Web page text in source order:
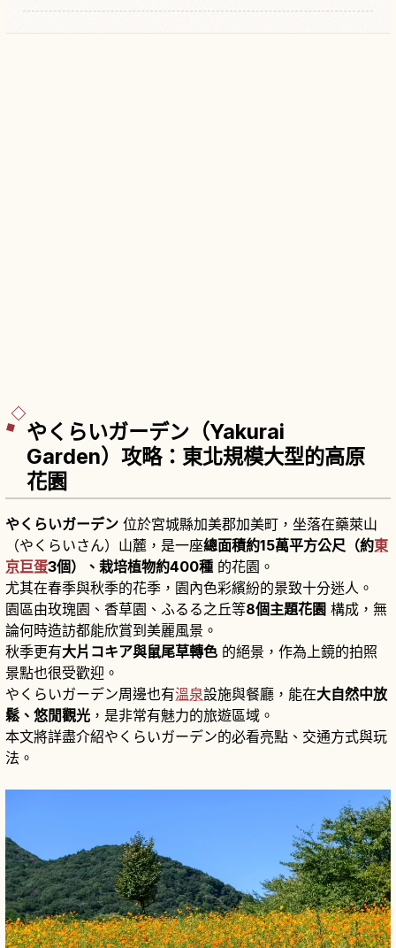
やくらいガーデン（Yakurai
Garden）攻略：東北規模大型的高原
花園
やくらいガーデン 位於宮城縣加美郡加美町，坐落在藥萊山
（やくらいさん）山麓，是一座總面積約15萬平方公尺（約東
京巨蛋3個）、栽培植物約400種 的花園。
尤其在春季與秋季的花季，園內色彩繽紛的景致十分迷人。
園區由玫瑰園、香草園、ふるる之丘等8個主題花園 構成，無
論何時造訪都能欣賞到美麗風景。
秋季更有大片コキア與鼠尾草轉色 的絕景，作為上鏡的拍照
景點也很受歡迎。
やくらいガーデン周邊也有溫泉設施與餐廳，能在大自然中放
鬆、悠閒觀光 ，是非常有魅力的旅遊區域。
本文將詳盡介紹やくらいガーデン的必看亮點、交通方式與玩
法。